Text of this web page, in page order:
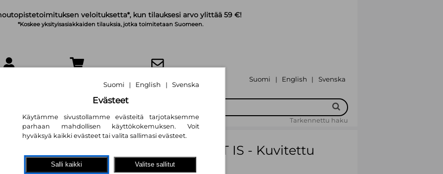
veloituksetta*, kun tilauksesi arvo ylittää 59 €!
*Koskee yksityisasiakkaiden tilauksia, jotka toimitetaan Suomeen.
Suomi | English | Svenska
Tarkennettu haku
Harry Styles - AS IT IS - Kuvitettu
elämäkerta
Suomi | English | Svenska
Evästeet
Käytämme sivustollamme evästeitä tarjotaksemme
parhaan mahdollisen käyttökokemuksen. Voit
hyväksyä kaikki evästeet tai valita sallimasi evästeet.
Salli kaikki Valitse sallitut